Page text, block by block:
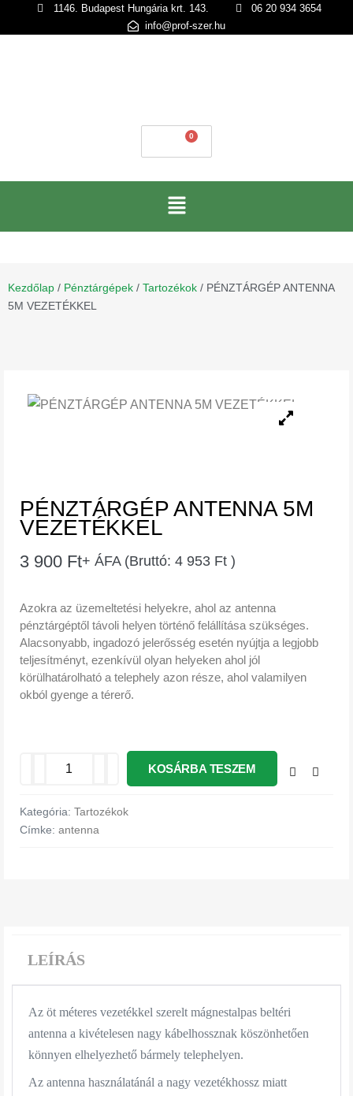
1146. Budapest Hungária krt. 143.
06 20 934 3654
info@prof-szer.hu
Kezdőlap / Pénztárgépek / Tartozékok / PÉNZTÁRGÉP ANTENNA
5M VEZETÉKKEL
PÉNZTÁRGÉP ANTENNA 5M
VEZETÉKKEL
3 900 Ft+ ÁFA (Bruttó: 4 953 Ft )
Azokra az üzemeltetési helyekre, ahol az antenna
pénztárgéptől távoli helyen történő felállítása szükséges.
Alacsonyabb, ingadozó jelerősség esetén nyújtja a legjobb
teljesítményt, ezenkívül olyan helyeken ahol jól
körülhatárolható a telephely azon része, ahol valamilyen
okból gyenge a térerő.
KOSÁRBA TESZEM
Kategória: Tartozékok
Címke: antenna
LEÍRÁS
Az öt méteres vezetékkel szerelt mágnestalpas beltéri
antenna a kivételesen nagy kábelhossznak köszönhetően
könnyen elhelyezhető bármely telephelyen.
Az antenna használatánál a nagy vezetékhossz miatt